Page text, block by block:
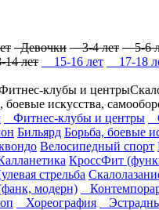
Девочки 3-4 лет 5-6
лет 15-16 лет 17-18
клубы и центры
боевые искусства,
Фитнес-клубы и центры
Бильярд Борьба, боевые
Велосипедный спорт
КроссФит
стрельба
модерн)
Хореография